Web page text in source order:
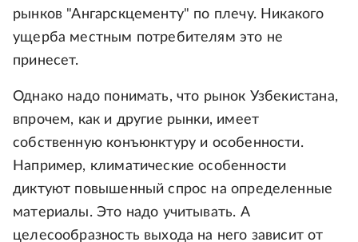
рынков "Ангарскцементу" по плечу. Никакого
ущерба местным потребителям это не
принесет.
Однако надо понимать, что рынок Узбекистана,
впрочем, как и другие рынки, имеет
собственную конъюнктуру и особенности.
Например, климатические особенности
диктуют повышенный спрос на определенные
материалы. Это надо учитывать. А
целесообразность выхода на него зависит от